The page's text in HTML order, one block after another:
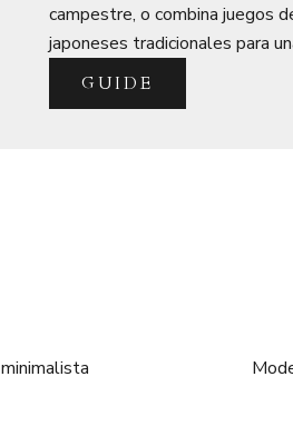
campestre, o combina juegos
japoneses tradicionales para
GUIDE
minimalista